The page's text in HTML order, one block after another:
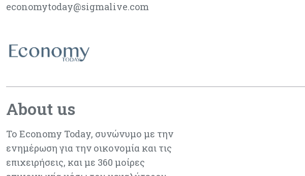
economytoday@sigmalive.com
About us
Το Economy Today, συνώνυμο με την
ενημέρωση για την οικονομία και τις
επιχειρήσεις, και με 360 μοίρες